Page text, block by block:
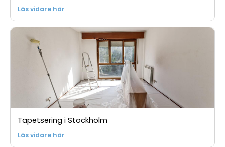
Läs vidare här
Tapetsering i Stockholm
Läs vidare här